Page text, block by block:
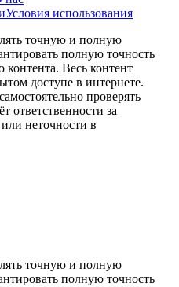
Условия использования
точную и полную
полную точность
Весь контент
доступе в интернете.
проверять
ответственности за
неточности в
точную и полную
полную точность